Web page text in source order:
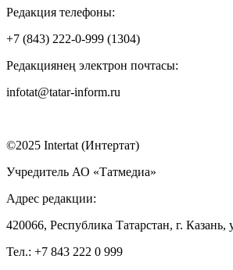
Редакция телефоны:
+7 (843) 222-0-999 (1304)
Редакциянең электрон почтасы:
infotat@tatar-inform.ru
©2025 Intertat (Интертат)
Учредитель АО «Татмедиа»
Адрес редакции:
420066, Республика Татарстан, г. Казань,
Тел.: +7 843 222 0 999